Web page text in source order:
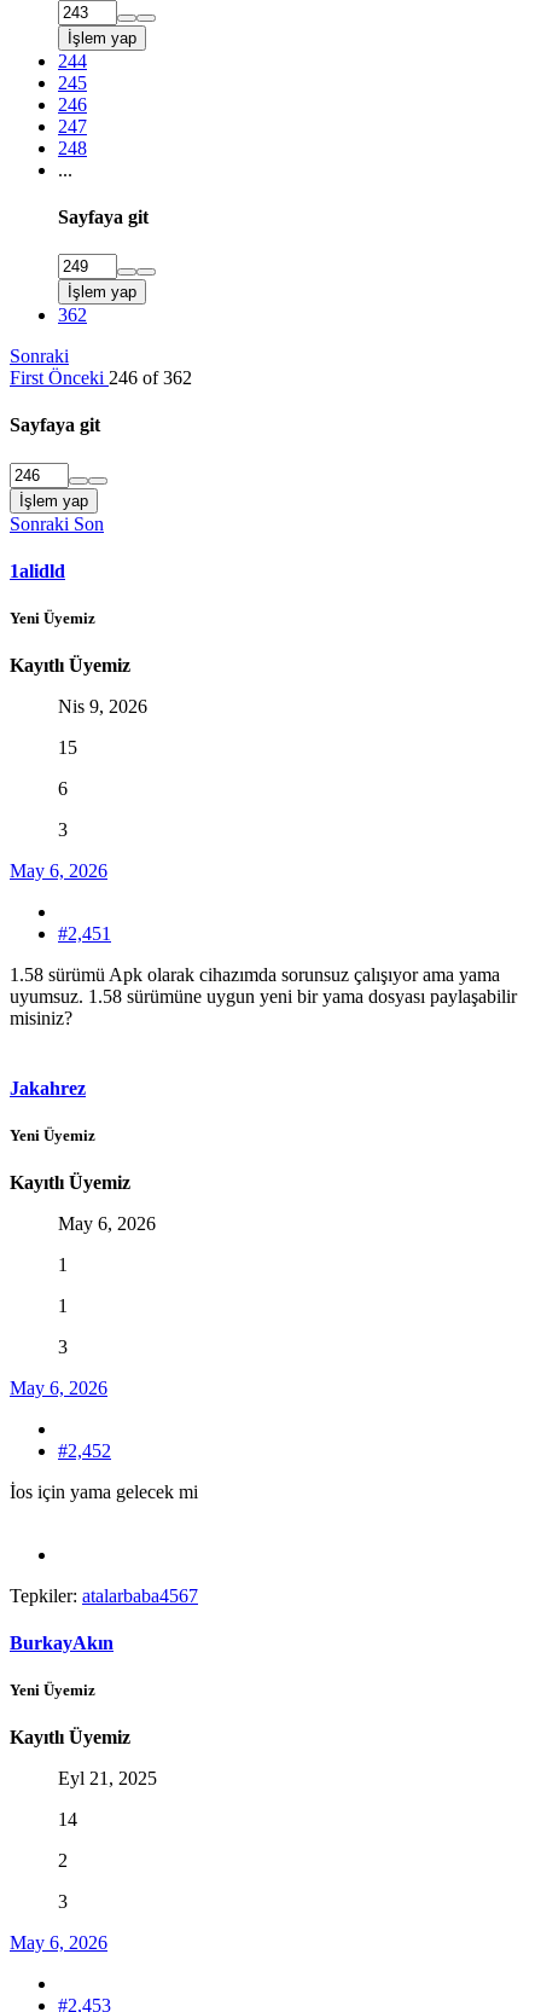
İşlem yap
244
245
246
247
248
...
Sayfaya git
İşlem yap
362
Sonraki
First Önceki 246 of 362
Sayfaya git
İşlem yap
Sonraki Son
1alidld
Yeni Üyemiz
Kayıtlı Üyemiz
Nis 9, 2026
15
6
3
May 6, 2026
#2,451
1.58 sürümü Apk olarak cihazımda sorunsuz çalışıyor ama yama
uyumsuz. 1.58 sürümüne uygun yeni bir yama dosyası paylaşabilir
misiniz?
Jakahrez
Yeni Üyemiz
Kayıtlı Üyemiz
May 6, 2026
1
1
3
May 6, 2026
#2,452
İos için yama gelecek mi
Tepkiler: atalarbaba4567
BurkayAkın
Yeni Üyemiz
Kayıtlı Üyemiz
Eyl 21, 2025
14
2
3
May 6, 2026
#2,453